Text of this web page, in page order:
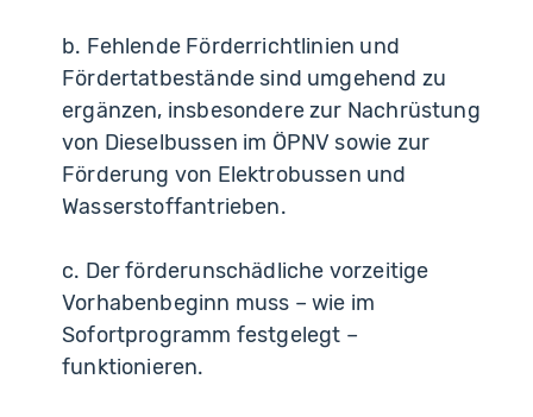
b. Fehlende Förderrichtlinien und
Fördertatbestände sind umgehend zu
ergänzen, insbesondere zur Nachrüstung
von Dieselbussen im ÖPNV sowie zur
Förderung von Elektrobussen und
Wasserstoffantrieben.
c. Der förderunschädliche vorzeitige
Vorhabenbeginn muss – wie im
Sofortprogramm festgelegt –
funktionieren.